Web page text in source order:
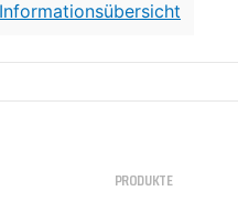
PRODUKTE